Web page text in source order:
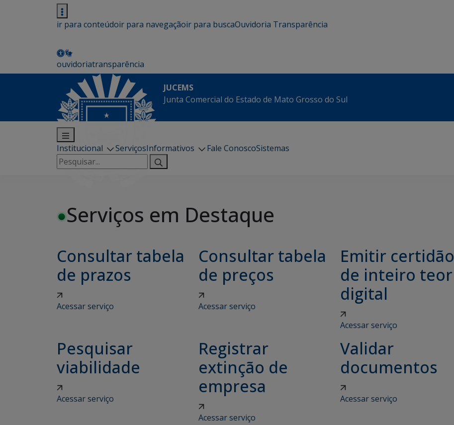
ir para conteúdoir para navegaçãoir para buscaOuvidoria Transparência
ouvidoriatransparência
JUCEMS
Junta Comercial do Estado de Mato Grosso do Sul
Institucional ServiçosInformativos Fale ConoscoSistemas
Pesquisar
por:
Serviços em Destaque
Consultar tabela
de prazos
Acessar serviço
Consultar tabela
de preços
Acessar serviço
Emitir certidão
de inteiro teor
digital
Acessar serviço
Pesquisar
viabilidade
Acessar serviço
Registrar
extinção de
empresa
Acessar serviço
Validar
documentos
Acessar serviço